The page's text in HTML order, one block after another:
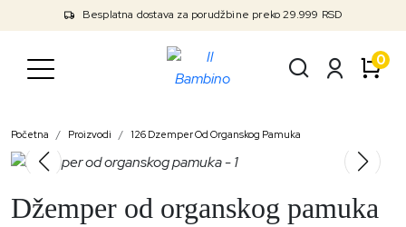
Besplatna dostava za porudžbine preko 29.999 RSD
0
Početna Proizvodi 126 Dzemper Od Organskog Pamuka
Džemper od organskog pamuka